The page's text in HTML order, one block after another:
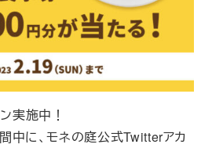
実施中！
中に、モネの庭公式Twitterアカ